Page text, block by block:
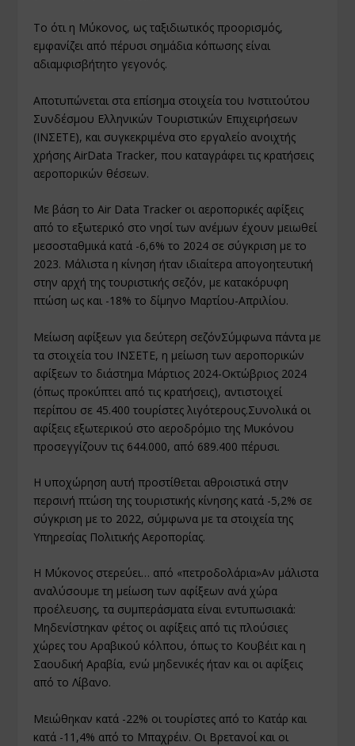
Το ότι η Μύκονος, ως ταξιδιωτικός προορισμός,
εμφανίζει από πέρυσι σημάδια κόπωσης είναι
αδιαμφισβήτητο γεγονός.
Aποτυπώνεται στα επίσημα στοιχεία του Ινστιτούτου
Συνδέσμου Ελληνικών Τουριστικών Επιχειρήσεων
(ΙΝΣΕΤΕ), και συγκεκριμένα στο εργαλείο ανοιχτής
χρήσης AirData Τracker, που καταγράφει τις κρατήσεις
αεροπορικών θέσεων.
Με βάση το Air Data Tracker οι αεροπορικές αφίξεις
από το εξωτερικό στο νησί των ανέμων έχουν μειωθεί
μεσοσταθμικά κατά -6,6% το 2024 σε σύγκριση με το
2023. Μάλιστα η κίνηση ήταν ιδιαίτερα απογοητευτική
στην αρχή της τουριστικής σεζόν, με κατακόρυφη
πτώση ως και -18% το δίμηνο Μαρτίου-Απριλίου.
Μείωση αφίξεων για δεύτερη σεζόνΣύμφωνα πάντα με
τα στοιχεία του ΙΝΣΕΤΕ, η μείωση των αεροπορικών
αφίξεων το διάστημα Μάρτιος 2024-Οκτώβριος 2024
(όπως προκύπτει από τις κρατήσεις), αντιστοιχεί
περίπου σε 45.400 τουρίστες λιγότερους.Συνολικά οι
αφίξεις εξωτερικού στο αεροδρόμιο της Μυκόνου
προσεγγίζουν τις 644.000, από 689.400 πέρυσι.
Η υποχώρηση αυτή προστίθεται αθροιστικά στην
περσινή πτώση της τουριστικής κίνησης κατά -5,2% σε
σύγκριση με το 2022, σύμφωνα με τα στοιχεία της
Υπηρεσίας Πολιτικής Αεροπορίας.
Η Μύκονος στερεύει… από «πετροδολάρια»Αν μάλιστα
αναλύσουμε τη μείωση των αφίξεων ανά χώρα
προέλευσης, τα συμπεράσματα είναι εντυπωσιακά:
Μηδενίστηκαν φέτος οι αφίξεις από τις πλούσιες
χώρες του Αραβικού κόλπου, όπως το Κουβέιτ και η
Σαουδική Αραβία, ενώ μηδενικές ήταν και οι αφίξεις
από το Λίβανο.
Μειώθηκαν κατά -22% οι τουρίστες από το Κατάρ και
κατά -11,4% από το Μπαχρέιν. Οι Βρετανοί και οι